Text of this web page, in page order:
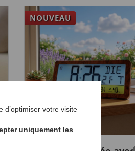
NOUVEAU
d’optimiser votre visite
uniquement les